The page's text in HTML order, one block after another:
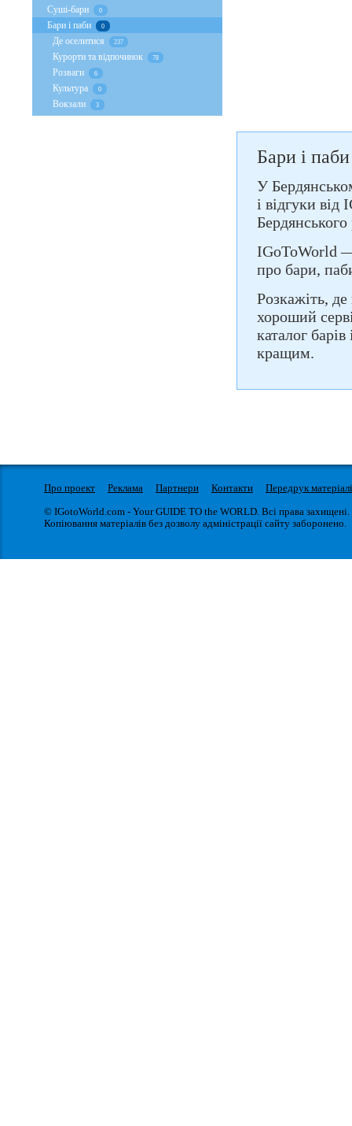
Бари і
У
і відгуки
Бердянського
IGoToWorld —
про бари,
Розкажіть,
хороший
каталог
кращим.
Суші-бари 0
Бари і паби 0
Де оселитися 237
Курорти та відпочинок 78
Розваги 6
Культура 0
Вокзали 3
Про проект Реклама Партнери Контакти
Передрук
© IGotoWorld.com - Your GUIDE TO the WORLD. Всі права захищені.
Копіювання матеріалів без дозволу адміністрації сайту заборонено.